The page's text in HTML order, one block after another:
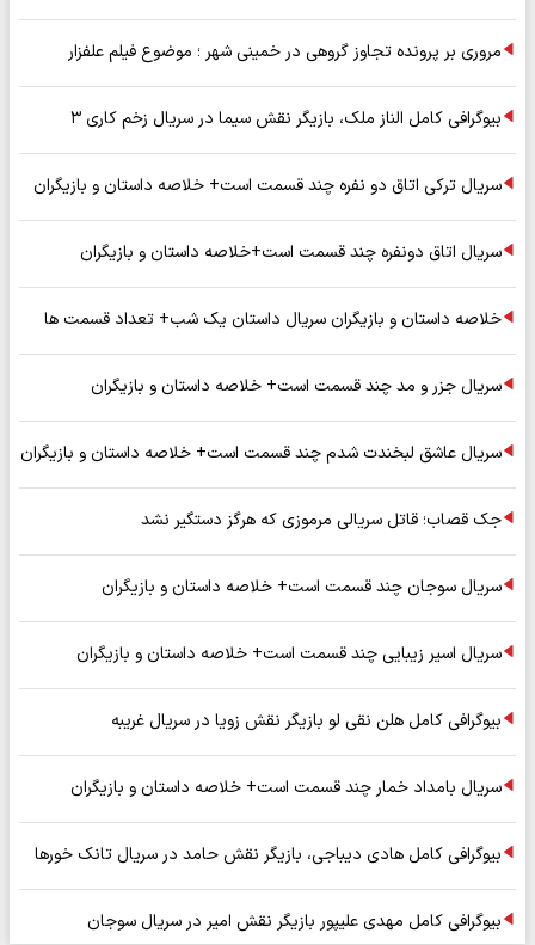
مروری بر پرونده تجاوز گروهی در خمینی شهر ؛ موضوع فیلم علفزار
بیوگرافی کامل الناز ملک، بازیگر نقش سیما در سریال زخم کاری ۳
سریال ترکی اتاق دو نفره چند قسمت است+ خلاصه داستان و بازیگران
سریال اتاق دونفره چند قسمت است+خلاصه داستان و بازیگران
خلاصه داستان و بازیگران سریال داستان یک شب+ تعداد قسمت ها
سریال جزر و مد چند قسمت است+ خلاصه داستان و بازیگران
سریال عاشق لبخندت شدم چند قسمت است+ خلاصه داستان و بازیگران
جک قصاب؛ قاتل سریالی مرموزی که هرگز دستگیر نشد
سریال سوجان چند قسمت است+ خلاصه داستان و بازیگران
سریال اسیر زیبایی چند قسمت است+ خلاصه داستان و بازیگران
بیوگرافی کامل هلن نقی لو بازیگر نقش زویا در سریال غریبه
سریال بامداد خمار چند قسمت است+ خلاصه داستان و بازیگران
بیوگرافی کامل هادی دیباجی، بازیگر نقش حامد در سریال تانک خورها
بیوگرافی کامل مهدی علیپور بازیگر نقش امیر در سریال سوجان